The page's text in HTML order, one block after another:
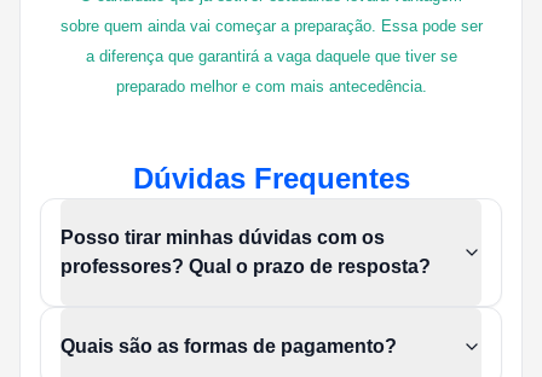
sobre quem ainda vai começar a preparação. Essa pode ser
a diferença que garantirá a vaga daquele que tiver se
preparado melhor e com mais antecedência.
Dúvidas Frequentes
Posso tirar minhas dúvidas com os
professores? Qual o prazo de resposta?
Quais são as formas de pagamento?